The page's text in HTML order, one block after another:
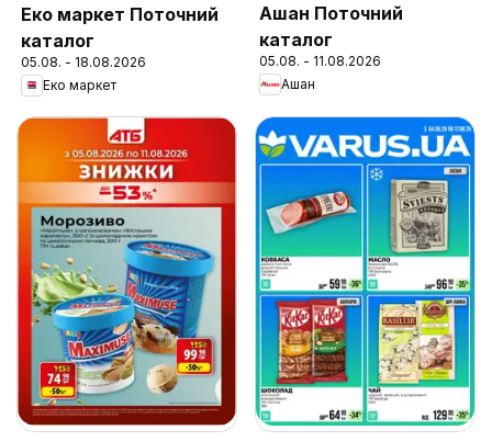
Еко маркет Поточний
каталог
05.08. - 18.08.2026
Еко маркет
Ашан Поточний
каталог
05.08. - 11.08.2026
Ашан